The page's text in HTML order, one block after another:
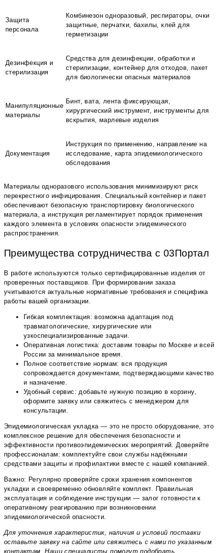
Защита
персонала
Комбинезон одноразовый, респираторы, очки
защитные, перчатки, бахилы, клей для
герметизации
Дезинфекция и
стерилизация
Средства для дезинфекции, обработки и
стерилизации, контейнер для отходов, пакет
для биологически опасных материалов
Манипуляционные
материалы
Бинт, вата, лента фиксирующая,
хирургический инструмент, инструменты для
вскрытия, марлевые изделия
Документация
Инструкция по применению, направление на
исследование, карта эпидемиологического
обследования
Материалы одноразового использования минимизируют риск
перекрестного инфицирования. Специальный контейнер и пакет
обеспечивают безопасную транспортировку биологического
материала, а инструкция регламентирует порядок применения
каждого элемента в условиях опасности эпидемического
распространения.
Преимущества сотрудничества с 03Портал
В работе используются только сертифицированные изделия от
проверенных поставщиков. При формировании заказа
учитываются актуальные нормативные требования и специфика
работы вашей организации.
Гибкая комплектация: возможна адаптация под
травматологические, хирургические или
узкоспециализированные задачи.
Оперативная логистика: доставим товары по Москве и всей
России за минимальное время.
Полное соответствие нормам: вся продукция
сопровождается документами, подтверждающими качество
и назначение.
Удобный сервис: добавьте нужную позицию в корзину,
оформите заявку или свяжитесь с менеджером для
консультации.
Эпидемиологическая укладка — это не просто оборудование, это
комплексное решение для обеспечения безопасности и
эффективности противоэпидемических мероприятий. Доверяйте
профессионалам: комплектуйте свои службы надёжными
средствами защиты и профилактики вместе с нашей компанией.
Важно: Регулярно проверяйте сроки хранения компонентов
укладки и своевременно обновляйте комплект. Правильная
эксплуатация и соблюдение инструкции — залог готовности к
оперативному реагированию при возникновении
эпидемиологической опасности.
Для уточнения характеристик, наличия и условий поставки
оставьте заявку на сайте или свяжитесь с нами по указанным
контактам. Наши специалисты помогут подобрать